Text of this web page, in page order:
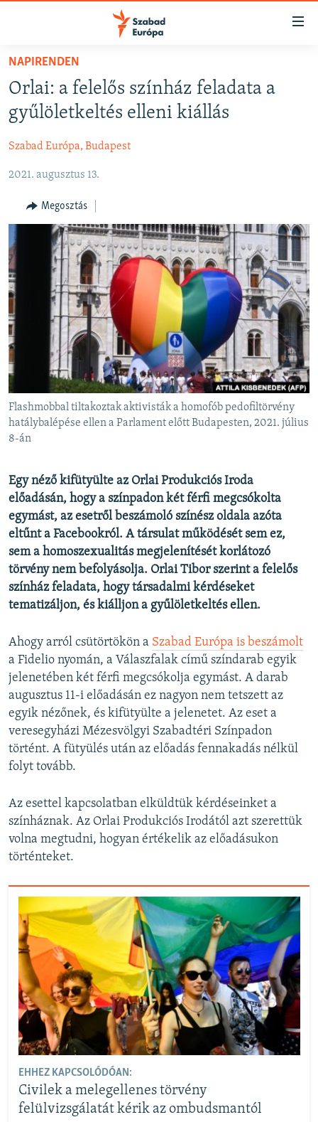
Akadálymentes
Ugrás
fő
oldalra
Ugrás
Ugrás
NAPIRENDEN
AKTUÁLIS
PODCASTOK
VIDEÓK
ELEMZŐ
NER15
SZABADON
TÁRSADALOM
DEMOKRÁCIA
A PÉNZ NYOMÁBAN
EURÓPAI UNIÓ
KLÍMAVÁLTOZÁS
A MÚLT TANULSÁGAI
Valamennyi RFE/RL weboldal
NAPIRENDEN
Orlai: a felelős színház feladata a
gyűlöletkeltés elleni kiállás
Szabad Európa, Budapest
2021. augusztus 13.
Megosztás
Flashmobbal tiltakoztak aktivisták a homofób pedofiltörvény
hatálybalépése ellen a Parlament előtt Budapesten, 2021. július
8-án
Egy néző kifütyülte az Orlai Produkciós Iroda
előadásán, hogy a színpadon két férfi megcsókolta
egymást, az esetről beszámoló színész oldala azóta
eltűnt a Facebookról. A társulat működését sem ez,
sem a homoszexualitás megjelenítését korlátozó
törvény nem befolyásolja. Orlai Tibor szerint a felelős
színház feladata, hogy társadalmi kérdéseket
tematizáljon, és kiálljon a gyűlöletkeltés ellen.
Ahogy arról csütörtökön a Szabad Európa is beszámolt
a Fidelio nyomán, a Válaszfalak című színdarab egyik
jelenetében két férfi megcsókolja egymást. A darab
augusztus 11-i előadásán ez nagyon nem tetszett az
egyik nézőnek, és kifütyülte a jelenetet. Az eset a
veresegyházi Mézesvölgyi Szabadtéri Színpadon
történt. A fütyülés után az előadás fennakadás nélkül
folyt tovább.
Az esettel kapcsolatban elküldtük kérdéseinket a
színháznak. Az Orlai Produkciós Irodától azt szerettük
volna megtudni, hogyan értékelik az előadásukon
történteket.
EHHEZ KAPCSOLÓDÓAN:
Civilek a melegellenes törvény
felülvizsgálatát kérik az ombudsmantól